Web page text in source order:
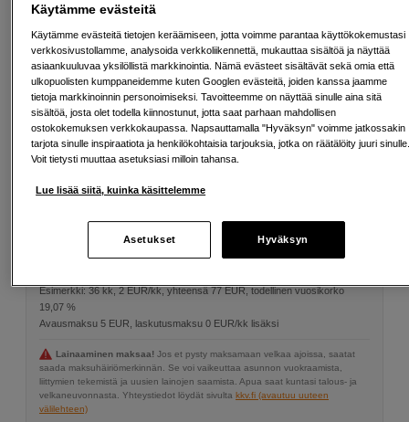
72 mm
67 EUR
Lisää ostoskoriin
Esimerkki: 36 kk, 2 EUR/kk, yhteensä 77 EUR, todellinen vuosikorko
19,07 %
Avausmaksu 5 EUR, laskutusmaksu 0 EUR/kk lisäksi
Lainaaminen maksaa! Jos et pysty maksamaan velkaa ajoissa, saatat
saada maksuhäiriömerkinnän. Se voi vaikeuttaa asunnon vuokraamista,
liittymien tekemistä ja uusien lainojen saamista. Apua saat kuntasi talous- ja
velkaneuvonnasta. Yhteystiedot löydät sivulta kkv.fi (avautuu uuteen
välilehteen)
Käytämme evästeitä
Käytämme evästeitä tietojen keräämiseen, jotta voimme parantaa käyttökokemustasi
verkkosivustollamme, analysoida verkkoliikennettä, mukauttaa sisältöä ja näyttää
asiaankuuluvaa yksilöllistä markkinointia. Nämä evästeet sisältävät sekä omia että
ulkopuolisten kumppaneidemme kuten Googlen evästeitä, joiden kanssa jaamme
tietoja markkinoinnin personoimiseksi. Tavoitteemme on näyttää sinulle aina sitä
sisältöä, josta olet todella kiinnostunut, jotta saat parhaan mahdollisen
ostokokemuksen verkkokaupassa. Napsauttamalla "Hyväksyn" voimme jatkossakin
tarjota sinulle inspiraatiota ja henkilökohtaisia tarjouksia, jotka on räätälöity juuri
Voit tietysti muuttaa asetuksiasi milloin tahansa.
Lue lisää siitä, kuinka käsittelemme
Asetukset Hyväksyn